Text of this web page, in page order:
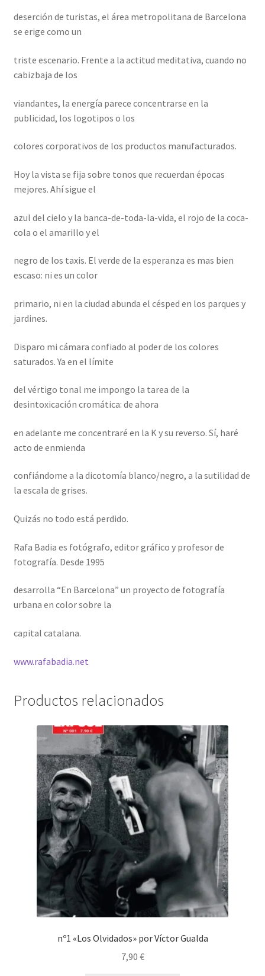
deserción de turistas, el área metropolitana de Barcelona
se erige como un
triste escenario. Frente a la actitud meditativa, cuando no
cabizbaja de los
viandantes, la energía parece concentrarse en la
publicidad, los logotipos o los
colores corporativos de los productos manufacturados.
Hoy la vista se fija sobre tonos que recuerdan épocas
mejores. Ahí sigue el
azul del cielo y la banca-de-toda-la-vida, el rojo de la coca-
cola o el amarillo y el
negro de los taxis. El verde de la esperanza es mas bien
escaso: ni es un color
primario, ni en la ciudad abunda el césped en los parques y
jardines.
Disparo mi cámara confiado al poder de los colores
saturados. Ya en el límite
del vértigo tonal me impongo la tarea de la
desintoxicación cromática: de ahora
en adelante me concentraré en la K y su reverso. Sí, haré
acto de enmienda
confiándome a la dicotomía blanco/negro, a la sutilidad de
la escala de grises.
Quizás no todo está perdido.
Rafa Badia es fotógrafo, editor gráfico y profesor de
fotografía. Desde 1995
desarrolla “En Barcelona” un proyecto de fotografía
urbana en color sobre la
capital catalana.
www.rafabadia.net
Productos relacionados
nº1 «Los Olvidados» por Víctor Gualda
7,90 €